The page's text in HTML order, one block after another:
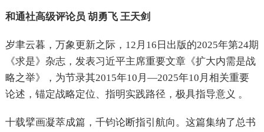
和通社高级评论员 胡勇飞 王天剑
岁聿云暮，万象更新之际，12月16日出版的2025年第24期
《求是》杂志，发表习近平主席重要文章《扩大内需是战
略之举》，为节录其2015年10月—2025年10月相关重要
论述，锚定战略定位、指明实践路径，极具指导意义 。
十载擘画凝萃成篇，千钧论断指引航向。这篇集纳了总书